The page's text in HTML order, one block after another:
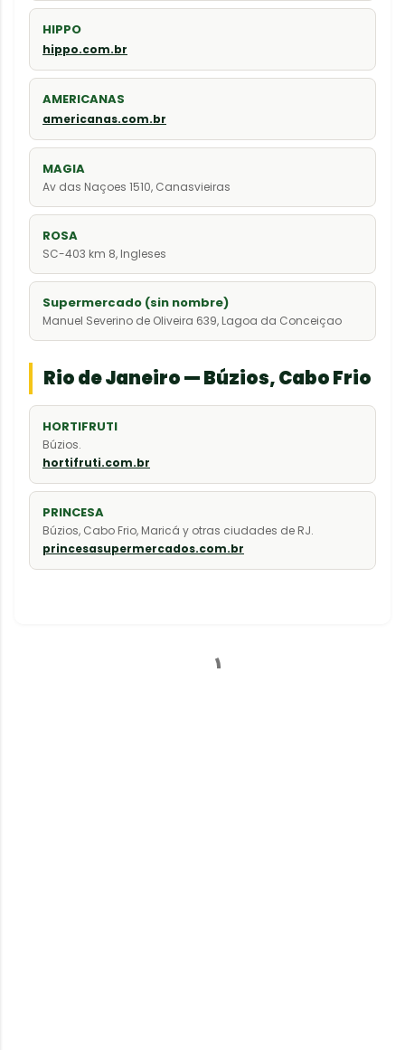
HIPPO
hippo.com.br
AMERICANAS
americanas.com.br
MAGIA
Av das Naçoes 1510, Canasvieiras
ROSA
SC-403 km 8, Ingleses
Supermercado (sin nombre)
Manuel Severino de Oliveira 639, Lagoa da Conceiçao
Rio de Janeiro — Búzios, Cabo Frio
HORTIFRUTI
Búzios.
hortifruti.com.br
PRINCESA
Búzios, Cabo Frio, Maricá y otras ciudades de RJ.
princesasupermercados.com.br